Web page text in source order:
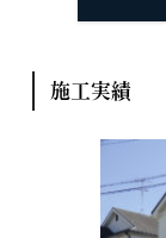
施工実績